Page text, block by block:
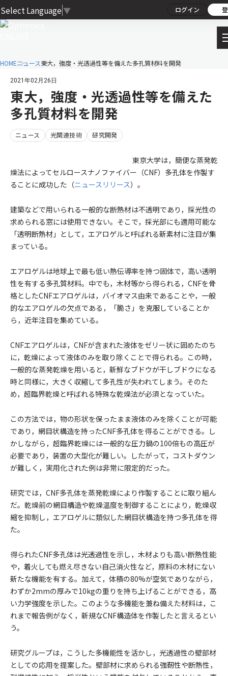
Select Language ▼ ログイン
HOMEニュース東大，強度・光透過性等を備えた多孔質材料を開発
2021年02月26日
東大，強度・光透過性等を備えた
多孔質材料を開発
ニュース 光関連技術 研究開発
東京大学は，簡便な蒸発乾
燥法によってセルロースナノファイバー（CNF）多孔体を作製す
ることに成功した（ニュースリリース）。
建築などで用いられる一般的な断熱材は不透明であり，採光性の
求められる窓には使用できない。そこで，採光部にも適用可能な
「透明断熱材」として，エアロゲルと呼ばれる新素材に注目が集
まっている。
エアロゲルは地球上で最も低い熱伝導率を持つ固体で，高い透明
性を有する多孔質材料。中でも，木材等から得られる，CNFを骨
格としたCNFエアロゲルは，バイオマス由来であることや，一般
的なエアロゲルの欠点である，「脆さ」を克服していることか
ら，近年注目を集めている。
CNFエアロゲルは，CNFが含まれた液体をゼリー状に固めたのち
に，乾燥によって液体のみを取り除くことで得られる。この時，
一般的な蒸発乾燥を用いると，新鮮なブドウが干しブドウになる
時と同様に，大きく収縮して多孔性が失われてしまう。そのた
め，超臨界乾燥と呼ばれる特殊な乾燥法が必須となっていた。
この方法では，物の形状を保ったまま液体のみを除くことが可能
であり，網目状構造を持ったCNF多孔体を得ることができる。し
かしながら，超臨界乾燥には一般的な圧力鍋の100倍もの高圧が
必要であり，装置の大型化が難しい。したがって，コストダウン
が難しく，実用化された例は非常に限定的だった。
研究では，CNF多孔体を蒸発乾燥により作製することに取り組ん
だ。乾燥前の網目構造や乾燥温度を制御することにより，乾燥収
縮を抑制し，エアロゲルに類似した網目状構造を持つ多孔体を得
た。
得られたCNF多孔体は光透過性を示し，木材よりも高い断熱性能
や，着火しても燃え尽きない自己消火性など，原料の木材にない
新たな機能を有する。加えて，体積の80%が空気でありながら，
わずか2mmの厚みで10kgの重りを持ち上げることができる，高
い力学強度を示した。このような多機能を兼ね備えた材料は，こ
れまで報告例がなく，新規なCNF構造体を作製したと言えるとい
う。
研究グループは，こうした多機能性を活かし，光透過性の壁部材
としての応用を提案した。壁部材に求められる強靭性や断熱性，